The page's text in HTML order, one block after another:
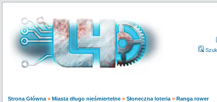
Strona Główna » Miasta długo nieśmiertelne » Słoneczna loteria » Ranga rower